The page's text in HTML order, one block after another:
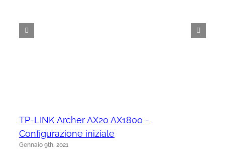
TP-LINK Archer AX20 AX1800 -
Configurazione iniziale
Gennaio 9th, 2021